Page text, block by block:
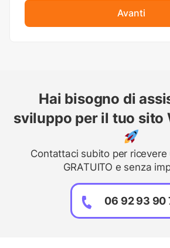
Avanti
Hai bisogno di
sviluppo per il tuo sito
Contattaci subito per ricevere
GRATUITO e senza
06 92 93 90